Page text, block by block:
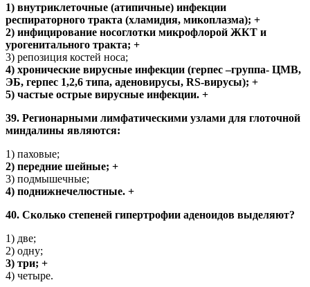
1) внутриклеточные (атипичные) инфекции
респираторного тракта (хламидия, микоплазма); +
2) инфицирование носоглотки микрофлорой ЖКТ и
урогенитального тракта; +
3) репозиция костей носа;
4) хронические вирусные инфекции (герпес –группа- ЦМВ,
ЭБ, герпес 1,2,6 типа, аденовирусы, RS-вирусы); +
5) частые острые вирусные инфекции. +
39. Регионарными лимфатическими узлами для глоточной
миндалины являются:
1) паховые;
2) передние шейные; +
3) подмышечные;
4) поднижнечелюстные. +
40. Сколько степеней гипертрофии аденоидов выделяют?
1) две;
2) одну;
3) три; +
4) четыре.